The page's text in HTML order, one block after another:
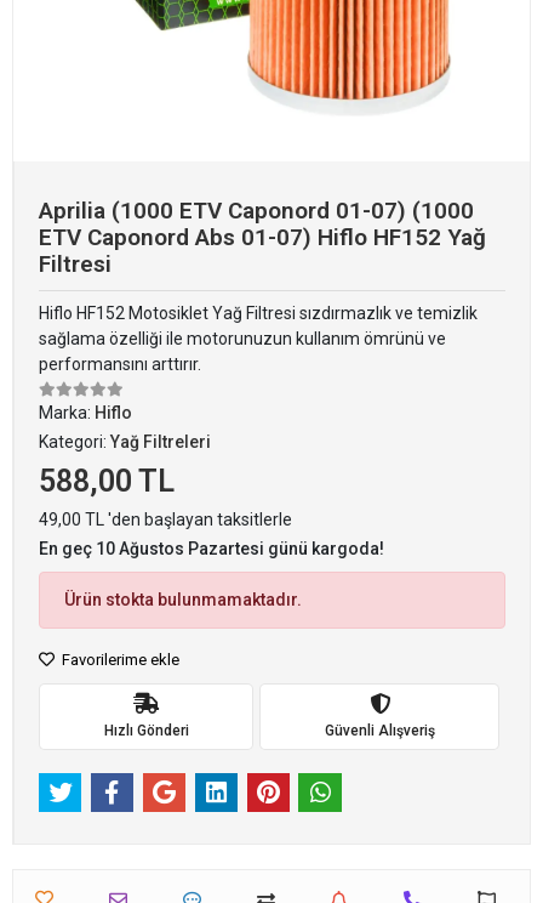
Aprilia (1000 ETV Caponord 01-07) (1000
ETV Caponord Abs 01-07) Hiflo HF152 Yağ
Filtresi
Hiflo HF152 Motosiklet Yağ Filtresi sızdırmazlık ve temizlik
sağlama özelliği ile motorunuzun kullanım ömrünü ve
performansını arttırır.
Marka: Hiflo
Kategori:Yağ Filtreleri
588,00 TL
49,00 TL 'den başlayan taksitlerle
En geç 10 Ağustos Pazartesi günü kargoda!
Ürün stokta bulunmamaktadır.
Favorilerime ekle
Hızlı Gönderi Güvenli Alışveriş